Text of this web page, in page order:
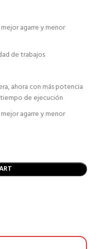
agarre y menor
de trabajos
ahora con más potencia
de ejecución
agarre y menor